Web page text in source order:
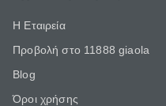
Η Εταιρεία
Προβολή στο 11888 giaola
Blog
Όροι χρήσης